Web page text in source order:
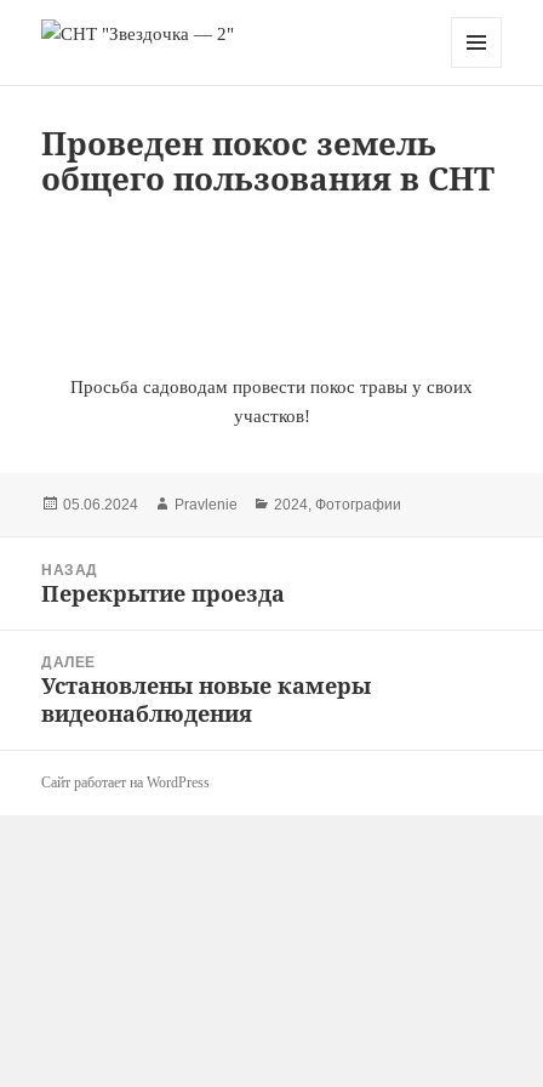
Проведен покос земель
общего пользования в СНТ
Просьба садоводам провести покос травы у своих
участков!
Опубликовано
05.06.2024 Автор
Pravlenie Рубрики
2024,Фотографии
записям
НАЗАД
Предыдущая
Перекрытие проезда
ДАЛЕЕ
Следующая
запись:
Установлены новые камеры
видеонаблюдения
Сайт работает на WordPress